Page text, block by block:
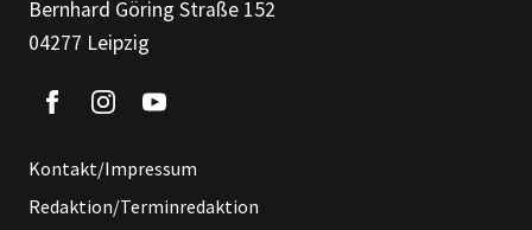
Bernhard Göring Straße 152
04277 Leipzig
Kontakt/Impressum
Redaktion/Terminredaktion